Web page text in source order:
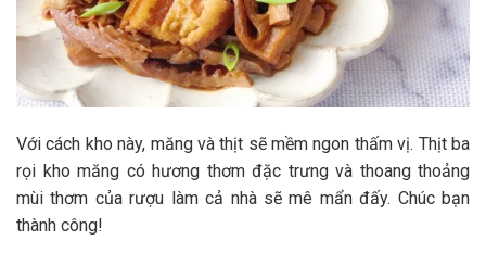
Với cách kho này, măng và thịt sẽ mềm ngon thấm vị. Thịt ba
rọi kho măng có hương thơm đặc trưng và thoang thoảng
mùi thơm của rượu làm cả nhà sẽ mê mẩn đấy. Chúc bạn
thành công!